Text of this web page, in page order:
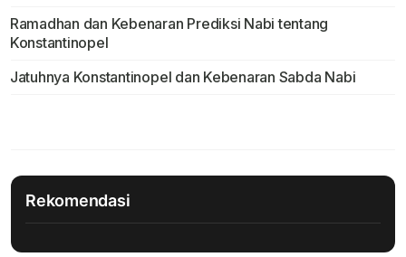
Ramadhan dan Kebenaran Prediksi Nabi tentang
Konstantinopel
Jatuhnya Konstantinopel dan Kebenaran Sabda Nabi
Rekomendasi